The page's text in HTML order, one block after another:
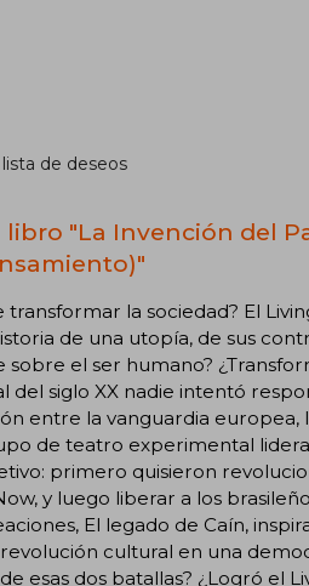
de deseos
libro "La Invención del
transformar la sociedad? El
de una utopía, de sus
el ser humano?
del siglo XX nadie intentó
entre la vanguardia
de teatro experimental
primero quisieron
y luego liberar a los
El legado de Caín,
cultural en una
esas dos batallas? ¿Logró el